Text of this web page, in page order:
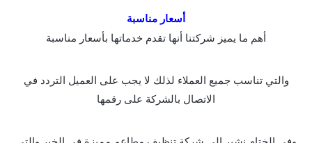
أسعار مناسبة
أهم ما يميز شركتنا أنها تقدم خدماتها بأسعار مناسبة
والتي تناسب جميع العملاء لذلك لا يجب على العميل التردد في
الاتصال بالشركة على رقمها